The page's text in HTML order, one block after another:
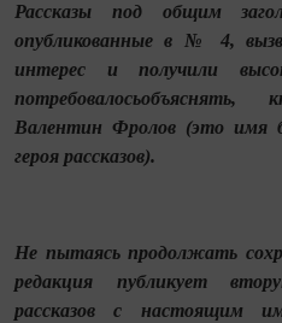
Рассказы под общим
опубликованные в № 4,
интерес и получили
Валентин Фролов (это имя
героя рассказов).
Не пытаясь продолжать
редакция публикует
рассказов с настоящим